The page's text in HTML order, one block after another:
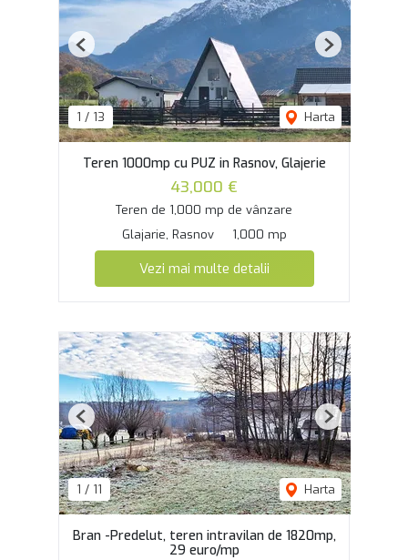
1 / 13 Harta
Previous Next
Teren 1000mp cu PUZ in Rasnov, Glajerie
43,000 €
Teren de 1,000 mp de vânzare
Glajarie, Rasnov
1,000 mp
Vezi mai multe detalii
1 / 11 Harta
Previous Next
Bran -Predelut, teren intravilan de 1820mp,
29 euro/mp